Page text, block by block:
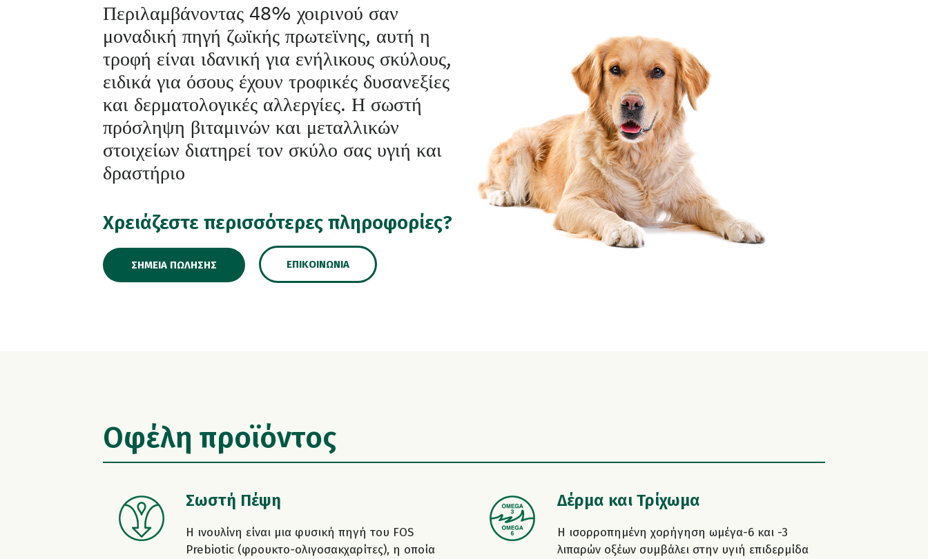
Περιλαμβάνοντας 48% χοιρινού σαν
μοναδική πηγή ζωϊκής πρωτεϊνης, αυτή η
τροφή είναι ιδανική για ενήλικους σκύλους,
ειδικά για όσους έχουν τροφικές δυσανεξίες
και δερματολογικές αλλεργίες. Η σωστή
πρόσληψη βιταμινών και μεταλλικών
στοιχείων διατηρεί τον σκύλο σας υγιή και
δραστήριο
Χρειάζεστε περισσότερες πληροφορίες?
ΣΗΜΕΊΑ ΠΏΛΗΣΗΣ ΕΠΙΚΟΙΝΩΝΊΑ
Οφέλη προϊόντος
Σωστή Πέψη
Η ινουλίνη είναι μια φυσική πηγή του FOS
Prebiotic (φρουκτο-ολιγοσακχαρίτες), η οποία
Δέρμα και Τρίχωμα
Η ισορροπημένη χορήγηση ωμέγα-6 και -3
λιπαρών οξέων συμβάλει στην υγιή επιδερμίδα